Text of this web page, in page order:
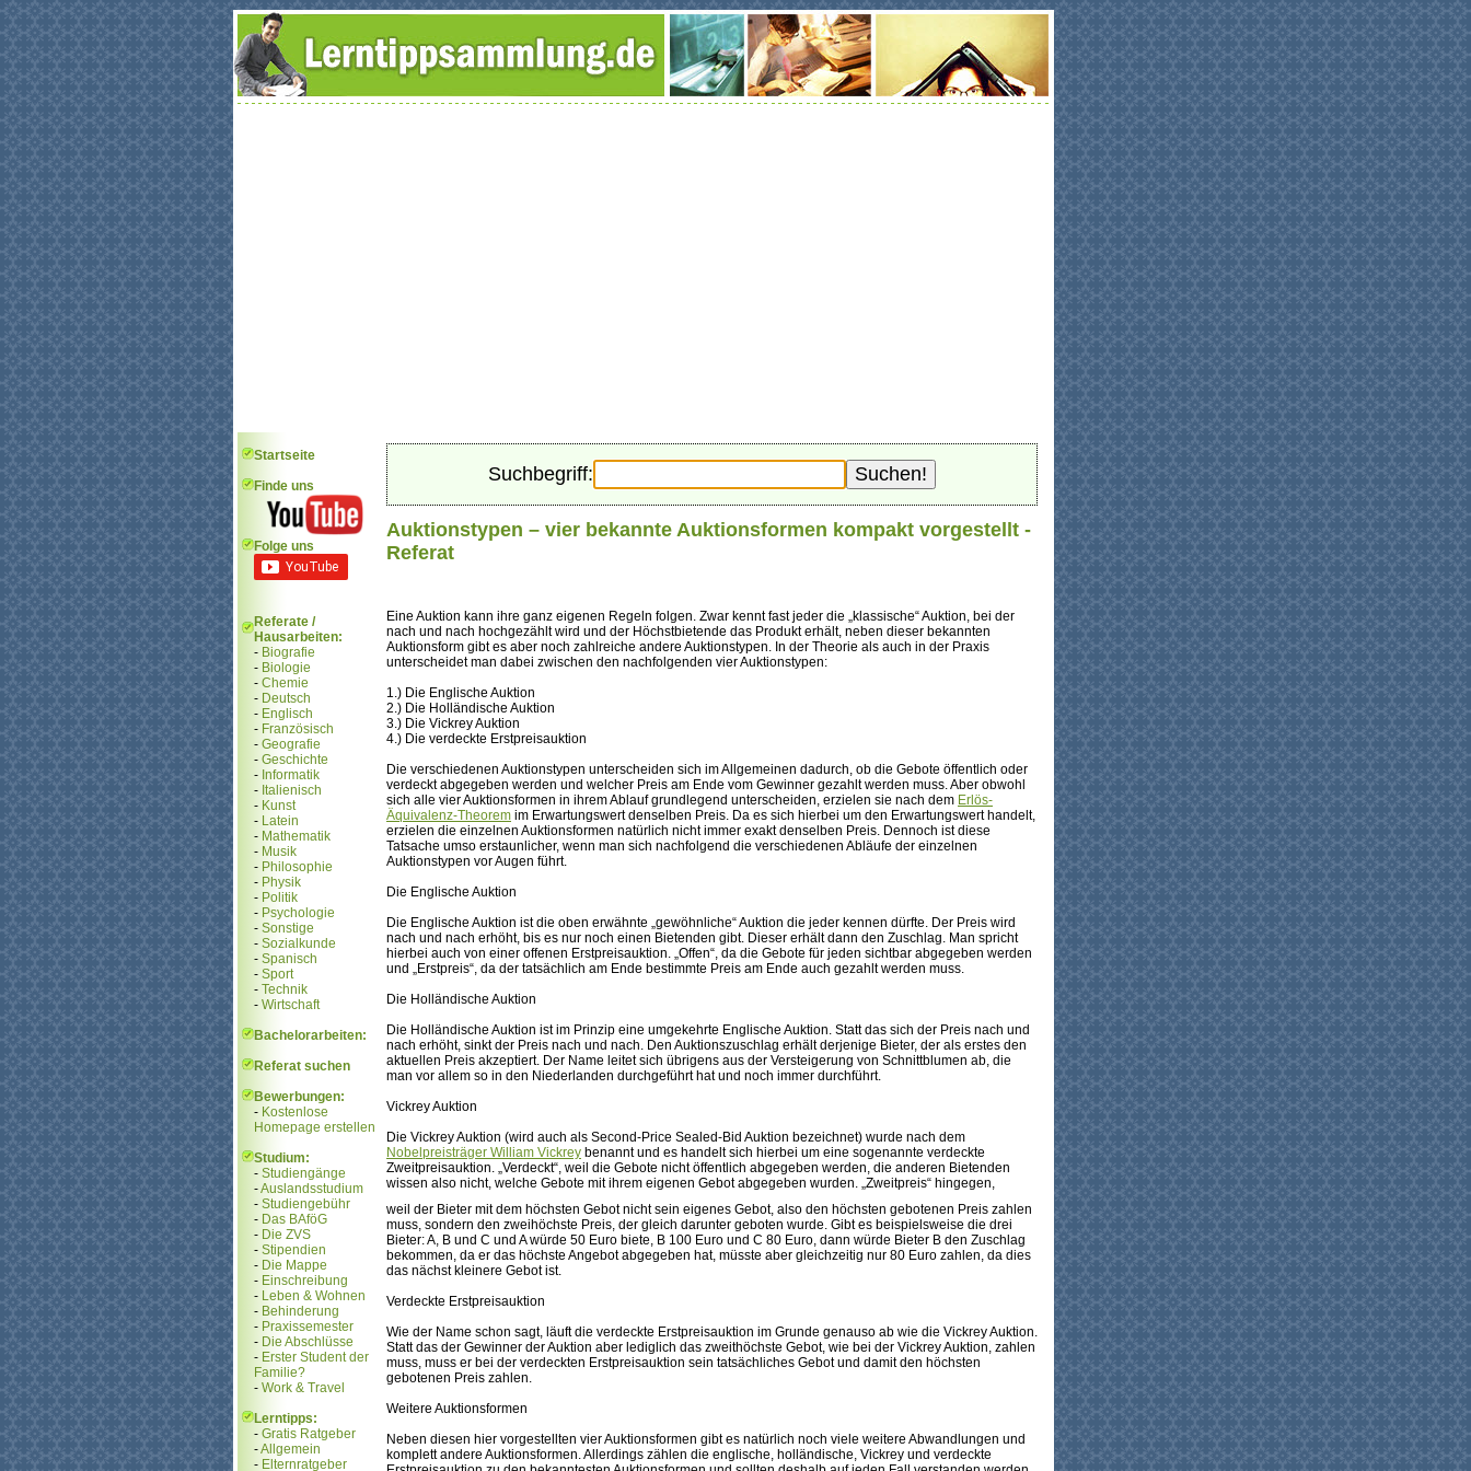
Startseite
Finde uns
Folge uns
Referate /
Hausarbeiten:
- Biografie
- Biologie
- Chemie
- Deutsch
- Englisch
- Französisch
- Geografie
- Geschichte
- Informatik
- Italienisch
- Kunst
- Latein
- Mathematik
- Musik
- Philosophie
- Physik
- Politik
- Psychologie
- Sonstige
- Sozialkunde
- Spanisch
- Sport
- Technik
- Wirtschaft
Bachelorarbeiten:
Referat suchen
Bewerbungen:
- Kostenlose
Homepage erstellen
Studium:
- Studiengänge
-Auslandsstudium
- Studiengebühr
- Das BAföG
- Die ZVS
- Stipendien
- Die Mappe
- Einschreibung
- Leben & Wohnen
- Behinderung
- Praxissemester
- Die Abschlüsse
- Erster Student der
Familie?
- Work & Travel
Lerntipps:
- Gratis Ratgeber
-Allgemein
- Elternratgeber
Suchbegriff:
Auktionstypen – vier bekannte Auktionsformen kompakt vorgestellt -
Referat
Eine Auktion kann ihre ganz eigenen Regeln folgen. Zwar kennt fast jeder die „klassische“ Auktion, bei der
nach und nach hochgezählt wird und der Höchstbietende das Produkt erhält, neben dieser bekannten
Auktionsform gibt es aber noch zahlreiche andere Auktionstypen. In der Theorie als auch in der Praxis
unterscheidet man dabei zwischen den nachfolgenden vier Auktionstypen:
1.) Die Englische Auktion
2.) Die Holländische Auktion
3.) Die Vickrey Auktion
4.) Die verdeckte Erstpreisauktion
Die verschiedenen Auktionstypen unterscheiden sich im Allgemeinen dadurch, ob die Gebote öffentlich oder
verdeckt abgegeben werden und welcher Preis am Ende vom Gewinner gezahlt werden muss. Aber obwohl
sich alle vier Auktionsformen in ihrem Ablauf grundlegend unterscheiden, erzielen sie nach dem Erlös-
Äquivalenz-Theorem im Erwartungswert denselben Preis. Da es sich hierbei um den Erwartungswert handelt,
erzielen die einzelnen Auktionsformen natürlich nicht immer exakt denselben Preis. Dennoch ist diese
Tatsache umso erstaunlicher, wenn man sich nachfolgend die verschiedenen Abläufe der einzelnen
Auktionstypen vor Augen führt.
Die Englische Auktion
Die Englische Auktion ist die oben erwähnte „gewöhnliche“ Auktion die jeder kennen dürfte. Der Preis wird
nach und nach erhöht, bis es nur noch einen Bietenden gibt. Dieser erhält dann den Zuschlag. Man spricht
hierbei auch von einer offenen Erstpreisauktion. „Offen“, da die Gebote für jeden sichtbar abgegeben werden
und „Erstpreis“, da der tatsächlich am Ende bestimmte Preis am Ende auch gezahlt werden muss.
Die Holländische Auktion
Die Holländische Auktion ist im Prinzip eine umgekehrte Englische Auktion. Statt das sich der Preis nach und
nach erhöht, sinkt der Preis nach und nach. Den Auktionszuschlag erhält derjenige Bieter, der als erstes den
aktuellen Preis akzeptiert. Der Name leitet sich übrigens aus der Versteigerung von Schnittblumen ab, die
man vor allem so in den Niederlanden durchgeführt hat und noch immer durchführt.
Vickrey Auktion
Die Vickrey Auktion (wird auch als Second-Price Sealed-Bid Auktion bezeichnet) wurde nach dem
Nobelpreisträger William Vickrey benannt und es handelt sich hierbei um eine sogenannte verdeckte
Zweitpreisauktion. „Verdeckt“, weil die Gebote nicht öffentlich abgegeben werden, die anderen Bietenden
wissen also nicht, welche Gebote mit ihrem eigenen Gebot abgegeben wurden. „Zweitpreis“ hingegen,
weil der Bieter mit dem höchsten Gebot nicht sein eigenes Gebot, also den höchsten gebotenen Preis zahlen
muss, sondern den zweihöchste Preis, der gleich darunter geboten wurde. Gibt es beispielsweise die drei
Bieter: A, B und C und A würde 50 Euro biete, B 100 Euro und C 80 Euro, dann würde Bieter B den Zuschlag
bekommen, da er das höchste Angebot abgegeben hat, müsste aber gleichzeitig nur 80 Euro zahlen, da dies
das nächst kleinere Gebot ist.
Verdeckte Erstpreisauktion
Wie der Name schon sagt, läuft die verdeckte Erstpreisauktion im Grunde genauso ab wie die Vickrey Auktion.
Statt das der Gewinner der Auktion aber lediglich das zweithöchste Gebot, wie bei der Vickrey Auktion, zahlen
muss, muss er bei der verdeckten Erstpreisauktion sein tatsächliches Gebot und damit den höchsten
gebotenen Preis zahlen.
Weitere Auktionsformen
Neben diesen hier vorgestellten vier Auktionsformen gibt es natürlich noch viele weitere Abwandlungen und
komplett andere Auktionsformen. Allerdings zählen die englische, holländische, Vickrey und verdeckte